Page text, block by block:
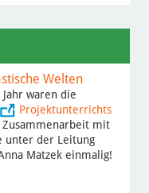
Welten
waren die
Projektunterrichts
Zusammenarbeit mit
unter der Leitung
Matzek einmalig!